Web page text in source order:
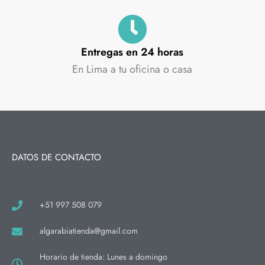
Entregas en 24 horas
En Lima a tu oficina o casa
DATOS DE CONTACTO
+51 997 508 079
algarabiatienda@gmail.com
Horario de tienda: Lunes a domingo